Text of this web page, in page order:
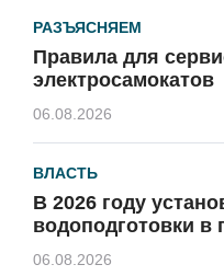
РАЗЪЯСНЯЕМ
Правила для
электросамокатов
06.08.2026
ВЛАСТЬ
В 2026 году
водоподготовки в
06.08.2026